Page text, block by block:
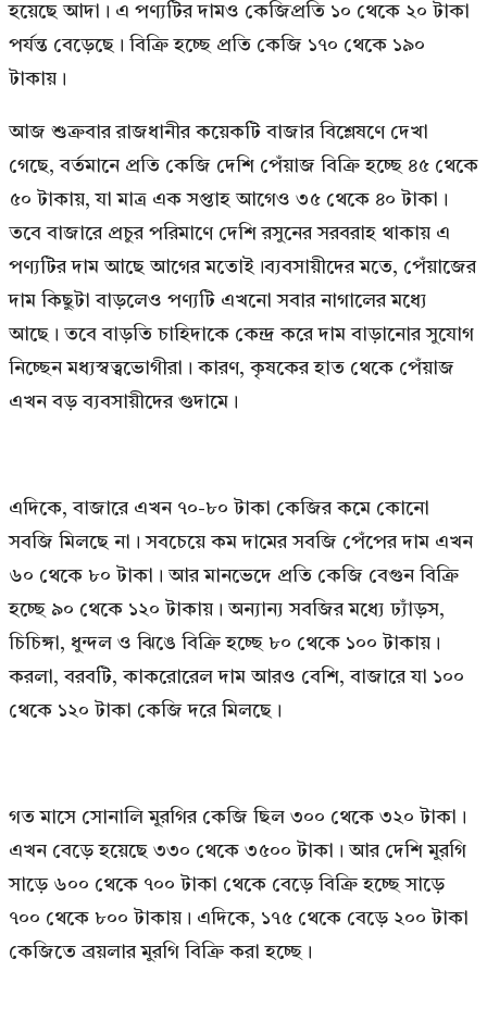
হয়েছে আদা। এ পণ্যটির দামও কেজিপ্রতি ১০ থেকে ২০ টাকা
পর্যন্ত বেড়েছে। বিক্রি হচ্ছে প্রতি কেজি ১৭০ থেকে ১৯০
টাকায়।
আজ শুক্রবার রাজধানীর কয়েকটি বাজার বিশ্লেষণে দেখা
গেছে, বর্তমানে প্রতি কেজি দেশি পেঁয়াজ বিক্রি হচ্ছে ৪৫ থেকে
৫০ টাকায়, যা মাত্র এক সপ্তাহ আগেও ৩৫ থেকে ৪০ টাকা।
তবে বাজারে প্রচুর পরিমাণে দেশি রসুনের সরবরাহ থাকায় এ
পণ্যটির দাম আছে আগের মতোই।ব্যবসায়ীদের মতে, পেঁয়াজের
দাম কিছুটা বাড়লেও পণ্যটি এখনো সবার নাগালের মধ্যে
আছে। তবে বাড়তি চাহিদাকে কেন্দ্র করে দাম বাড়ানোর সুযোগ
নিচ্ছেন মধ্যস্বত্বভোগীরা। কারণ, কৃষকের হাত থেকে পেঁয়াজ
এখন বড় ব্যবসায়ীদের গুদামে।
এদিকে, বাজারে এখন ৭০-৮০ টাকা কেজির কমে কোনো
সবজি মিলছে না। সবচেয়ে কম দামের সবজি পেঁপের দাম এখন
৬০ থেকে ৮০ টাকা। আর মানভেদে প্রতি কেজি বেগুন বিক্রি
হচ্ছে ৯০ থেকে ১২০ টাকায়। অন্যান্য সবজির মধ্যে ঢ্যাঁড়স,
চিচিঙ্গা, ধুন্দল ও ঝিঙে বিক্রি হচ্ছে ৮০ থেকে ১০০ টাকায়।
করলা, বরবটি, কাকরোরেল দাম আরও বেশি, বাজারে যা ১০০
থেকে ১২০ টাকা কেজি দরে মিলছে।
গত মাসে সোনালি মুরগির কেজি ছিল ৩০০ থেকে ৩২০ টাকা।
এখন বেড়ে হয়েছে ৩৩০ থেকে ৩৫০০ টাকা। আর দেশি মুরগি
সাড়ে ৬০০ থেকে ৭০০ টাকা থেকে বেড়ে বিক্রি হচ্ছে সাড়ে
৭০০ থেকে ৮০০ টাকায়। এদিকে, ১৭৫ থেকে বেড়ে ২০০ টাকা
কেজিতে ব্রয়লার মুরগি বিক্রি করা হচ্ছে।